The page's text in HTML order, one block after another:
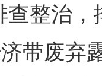
查整治
带废弃